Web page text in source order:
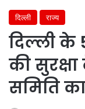
दिल्ली राज्य
दिल्ली के
की
समिति